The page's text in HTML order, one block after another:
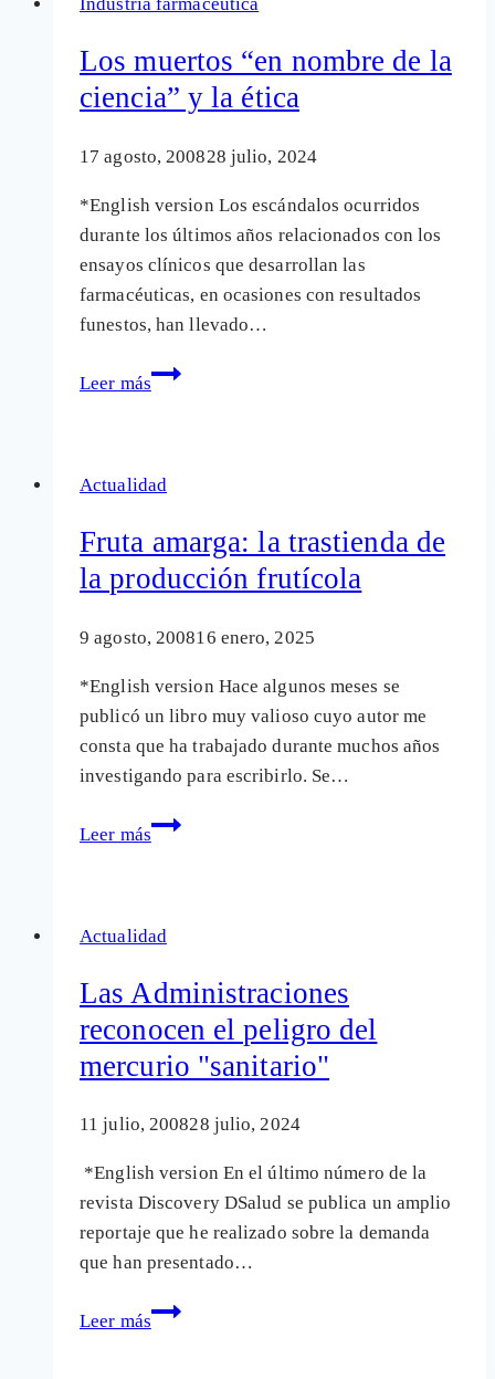
candidato
Big
Pharma,
Los muertos “en nombre de la
ciencia” y la ética
17 agosto, 200828 julio, 2024
*English version Los escándalos ocurridos
durante los últimos años relacionados con los
ensayos clínicos que desarrollan las
farmacéuticas, en ocasiones con resultados
funestos, han llevado…
Leer más
Los
de
ciencia”
y
ética
Actualidad
Fruta amarga: la trastienda de
la producción frutícola
9 agosto, 200816 enero, 2025
*English version Hace algunos meses se
publicó un libro muy valioso cuyo autor me
consta que ha trabajado durante muchos años
investigando para escribirlo. Se…
Leer más
Fruta
de
producción
frutícola
Actualidad
Las Administraciones
reconocen el peligro del
mercurio "sanitario"
11 julio, 200828 julio, 2024
*English version En el último número de la
revista Discovery DSalud se publica un amplio
reportaje que he realizado sobre la demanda
que han presentado…
Leer más
Las